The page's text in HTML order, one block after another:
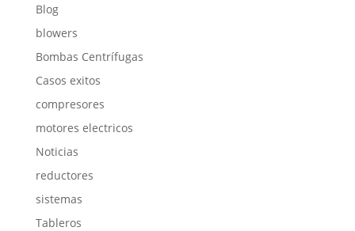
Blog
blowers
Bombas Centrífugas
Casos exitos
compresores
motores electricos
Noticias
reductores
sistemas
Tableros